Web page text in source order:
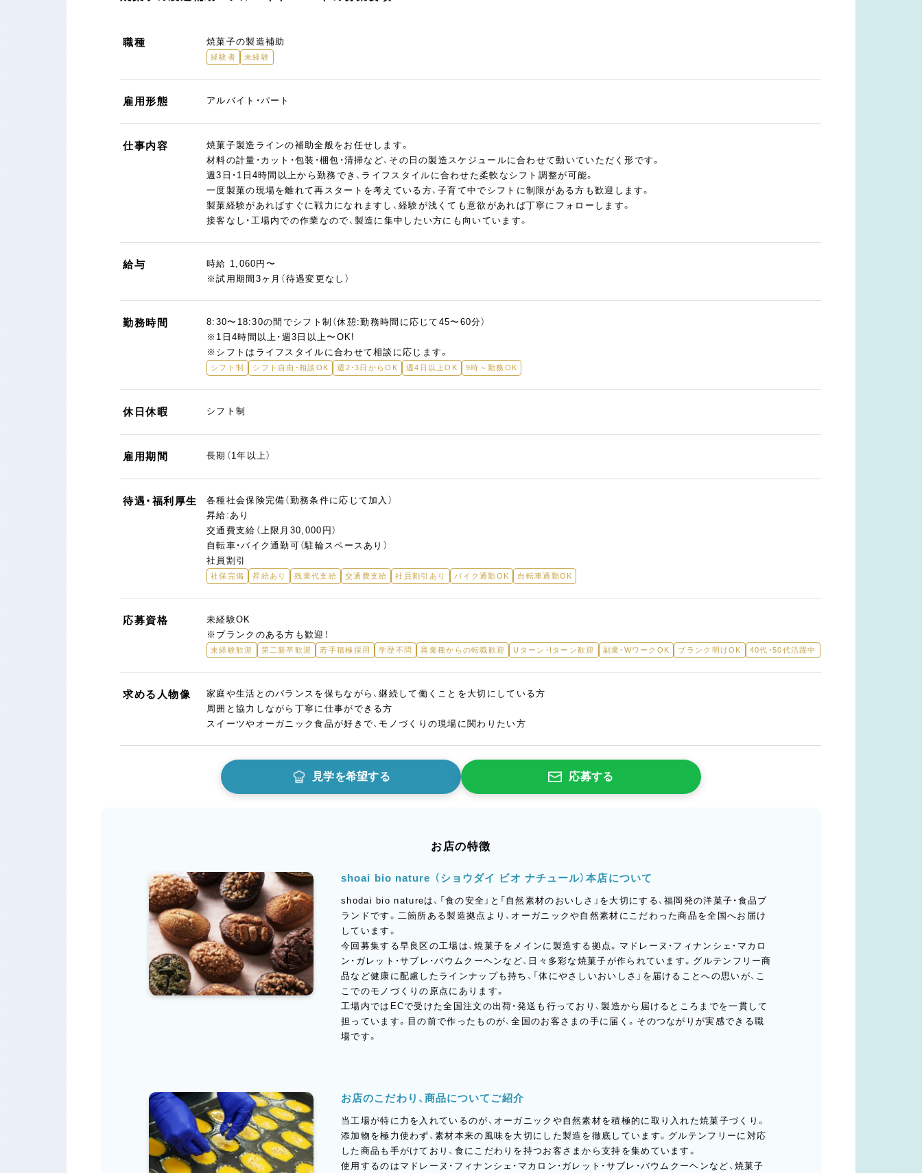
職種 焼菓子の製造補助
経験者 未経験
雇用形態 アルバイト・パート
仕事内容
焼菓子製造ラインの補助全般をお任せします。
材料の計量・カット・包装・梱包・清掃など、その日の製造スケジュールに合わせて動いていただく形です。
週3日・1日4時間以上から勤務でき、ライフスタイルに合わせた柔軟なシフト調整が可能。
一度製菓の現場を離れて再スタートを考えている方、子育て中でシフトに制限がある方も歓迎します。
製菓経験があればすぐに戦力になれますし、経験が浅くても意欲があれば丁寧にフォローします。
接客なし・工場内での作業なので、製造に集中したい方にも向いています。
給与
時給 1,060円〜
※試用期間3ヶ月（待遇変更なし）
勤務時間
8:30〜18:30の間でシフト制（休憩:勤務時間に応じて45〜60分）
※1日4時間以上・週3日以上〜OK!
※シフトはライフスタイルに合わせて相談に応じます。
シフト制 シフト自由・相談OK 週2・3日からOK 週4日以上OK 9時～勤務OK
休日休暇 シフト制
雇用期間 長期（1年以上）
待遇・福利厚生
各種社会保険完備（勤務条件に応じて加入）
昇給:あり
交通費支給（上限月30,000円）
自転車・バイク通勤可（駐輪スペースあり）
社員割引
社保完備 昇給あり 残業代支給 交通費支給 社員割引あり バイク通勤OK 自転車通勤OK
応募資格
未経験OK
※ブランクのある方も歓迎！
未経験歓迎 第二新卒歓迎 若手積極採用 学歴不問 異業種からの転職歓迎 Uターン・Iターン歓迎 副業・WワークOK ブランク明けOK 40代・50代活躍中
求める人物像
家庭や生活とのバランスを保ちながら、継続して働くことを大切にしている方
周囲と協力しながら丁寧に仕事ができる方
スイーツやオーガニック食品が好きで、モノづくりの現場に関わりたい方
見学を希望する 応募する
お店の特徴
shoai bio nature （ショウダイ ビオ ナチュール）本店について
shodai bio natureは、「食の安全」と「自然素材のおいしさ」を大切にする、福岡発の洋菓子・食品ブ
ランドです。二箇所ある製造拠点より、オーガニックや自然素材にこだわった商品を全国へお届け
しています。
今回募集する早良区の工場は、焼菓子をメインに製造する拠点。マドレーヌ・フィナンシェ・マカロ
ン・ガレット・サブレ・バウムクーヘンなど、日々多彩な焼菓子が作られています。グルテンフリー商
品など健康に配慮したラインナップも持ち、「体にやさしいおいしさ」を届けることへの思いが、こ
こでのモノづくりの原点にあります。
工場内ではECで受けた全国注文の出荷・発送も行っており、製造から届けるところまでを一貫して
担っています。目の前で作ったものが、全国のお客さまの手に届く。そのつながりが実感できる職
場です。
お店のこだわり、商品についてご紹介
当工場が特に力を入れているのが、オーガニックや自然素材を積極的に取り入れた焼菓子づくり。
添加物を極力使わず、素材本来の風味を大切にした製造を徹底しています。グルテンフリーに対応
した商品も手がけており、食にこだわりを持つお客さまから支持を集めています。
使用するのはマドレーヌ・フィナンシェ・マカロン・ガレット・サブレ・バウムクーヘンなど、焼菓子